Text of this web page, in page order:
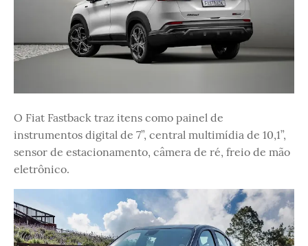
O Fiat Fastback traz itens como painel de
instrumentos digital de 7”, central multimídia de 10,1”,
sensor de estacionamento, câmera de ré, freio de mão
eletrônico.